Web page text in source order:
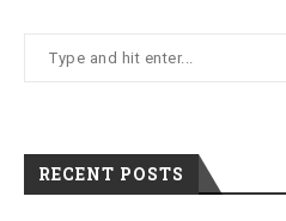
RECENT POSTS